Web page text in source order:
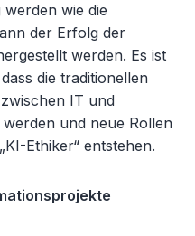
wie die
der Erfolg der
werden. Es ist
die traditionellen
IT und
und neue Rollen
Ethiker“ entstehen.